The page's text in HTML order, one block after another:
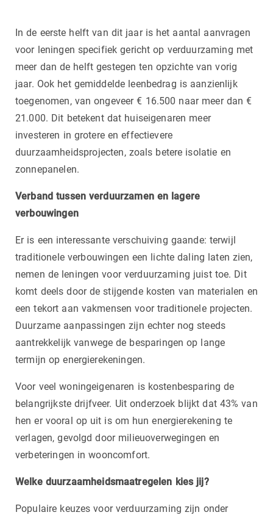
In de eerste helft van dit jaar is het aantal aanvragen
voor leningen specifiek gericht op verduurzaming met
meer dan de helft gestegen ten opzichte van vorig
jaar. Ook het gemiddelde leenbedrag is aanzienlijk
toegenomen, van ongeveer € 16.500 naar meer dan €
21.000. Dit betekent dat huiseigenaren meer
investeren in grotere en effectievere
duurzaamheidsprojecten, zoals betere isolatie en
zonnepanelen.
Verband tussen verduurzamen en lagere
verbouwingen
Er is een interessante verschuiving gaande: terwijl
traditionele verbouwingen een lichte daling laten zien,
nemen de leningen voor verduurzaming juist toe. Dit
komt deels door de stijgende kosten van materialen en
een tekort aan vakmensen voor traditionele projecten.
Duurzame aanpassingen zijn echter nog steeds
aantrekkelijk vanwege de besparingen op lange
termijn op energierekeningen.
Voor veel woningeigenaren is kostenbesparing de
belangrijkste drijfveer. Uit onderzoek blijkt dat 43% van
hen er vooral op uit is om hun energierekening te
verlagen, gevolgd door milieuoverwegingen en
verbeteringen in wooncomfort.
Welke duurzaamheidsmaatregelen kies jij?
Populaire keuzes voor verduurzaming zijn onder